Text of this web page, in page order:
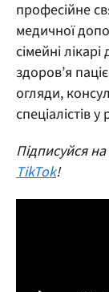
професійне
медичної
сімейні
здоров’я
огляди,
спеціалістів
Підписуйся
TikTok!